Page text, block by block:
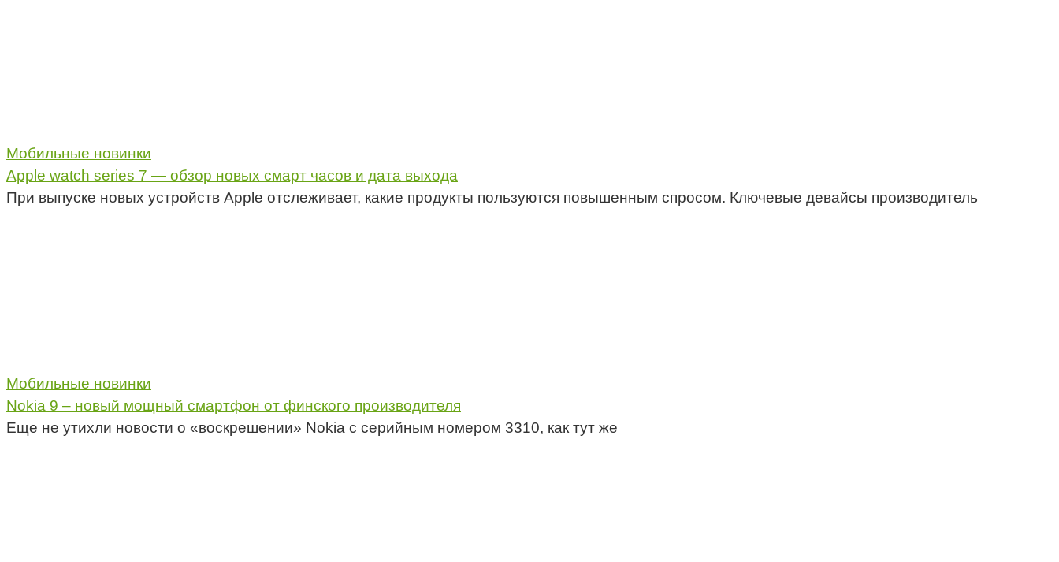
Мобильные новинки
Apple watch series 7 — обзор новых смарт часов и дата выхода
При выпуске новых устройств Apple отслеживает, какие продукты пользуются повышенным спросом. Ключевые девайсы производитель
Мобильные новинки
Nokia 9 – новый мощный смартфон от финского производителя
Еще не утихли новости о «воскрешении» Nokia с серийным номером 3310, как тут же